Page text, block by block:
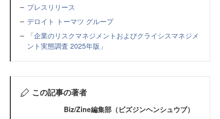
プレスリリース
デロイト トーマツ グループ
「企業のリスクマネジメントおよびクライシスマネジメ
ント実態調査 2025年版」
この記事の著者
Biz/Zine編集部（ビズジンヘンシュウブ）